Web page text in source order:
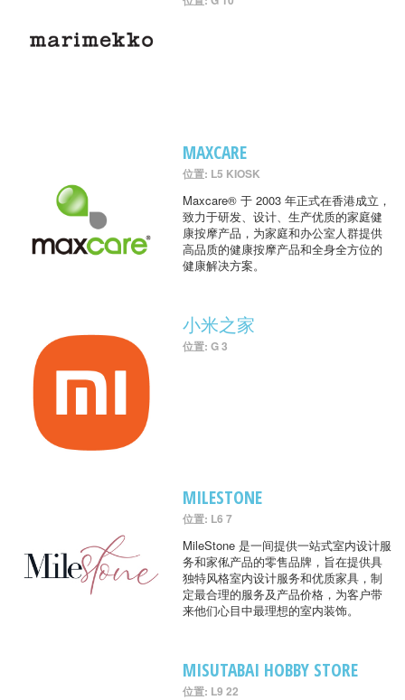
MAXCARE
位置: L5 KIOSK
Maxcare® 于 2003 年正式在香港成立，
致力于研发、设计、生产优质的家庭健
康按摩产品，为家庭和办公室人群提供
高品质的健康按摩产品和全身全方位的
健康解决方案。
小米之家
位置: G 3
MILESTONE
位置: L6 7
MileStone 是一间提供一站式室内设计服
务和家俬产品的零售品牌，旨在提供具
独特风格室内设计服务和优质家具，制
定最合理的服务及产品价格，为客户带
来他们心目中最理想的室内装饰。
MISUTABAI HOBBY STORE
位置: L9 22